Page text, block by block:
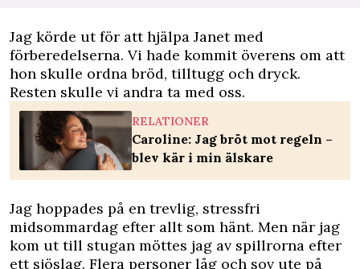
Jag körde ut för att hjälpa ­Janet med
förberedelserna. Vi hade kommit överens om att
hon skulle ordna bröd, tilltugg och dryck.
Resten skulle vi andra ta med oss.
RELATIONER
Caroline: Jag bröt mot regeln –
blev kär i min älskare
Jag hoppades på en trevlig, stressfri
midsommardag efter allt som hänt. Men när jag
kom ut till stugan möttes jag av spillrorna efter
ett sjöslag. Flera personer låg och sov ute på